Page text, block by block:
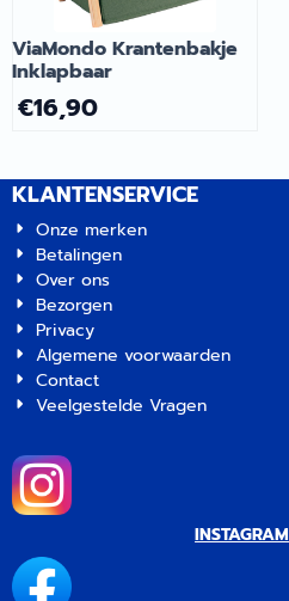
ViaMondo Krantenbakje
Inklapbaar
€16,90
KLANTENSERVICE
Onze merken
Betalingen
Over ons
Bezorgen
Privacy
Algemene voorwaarden
Contact
Veelgestelde Vragen
INSTAGRAM